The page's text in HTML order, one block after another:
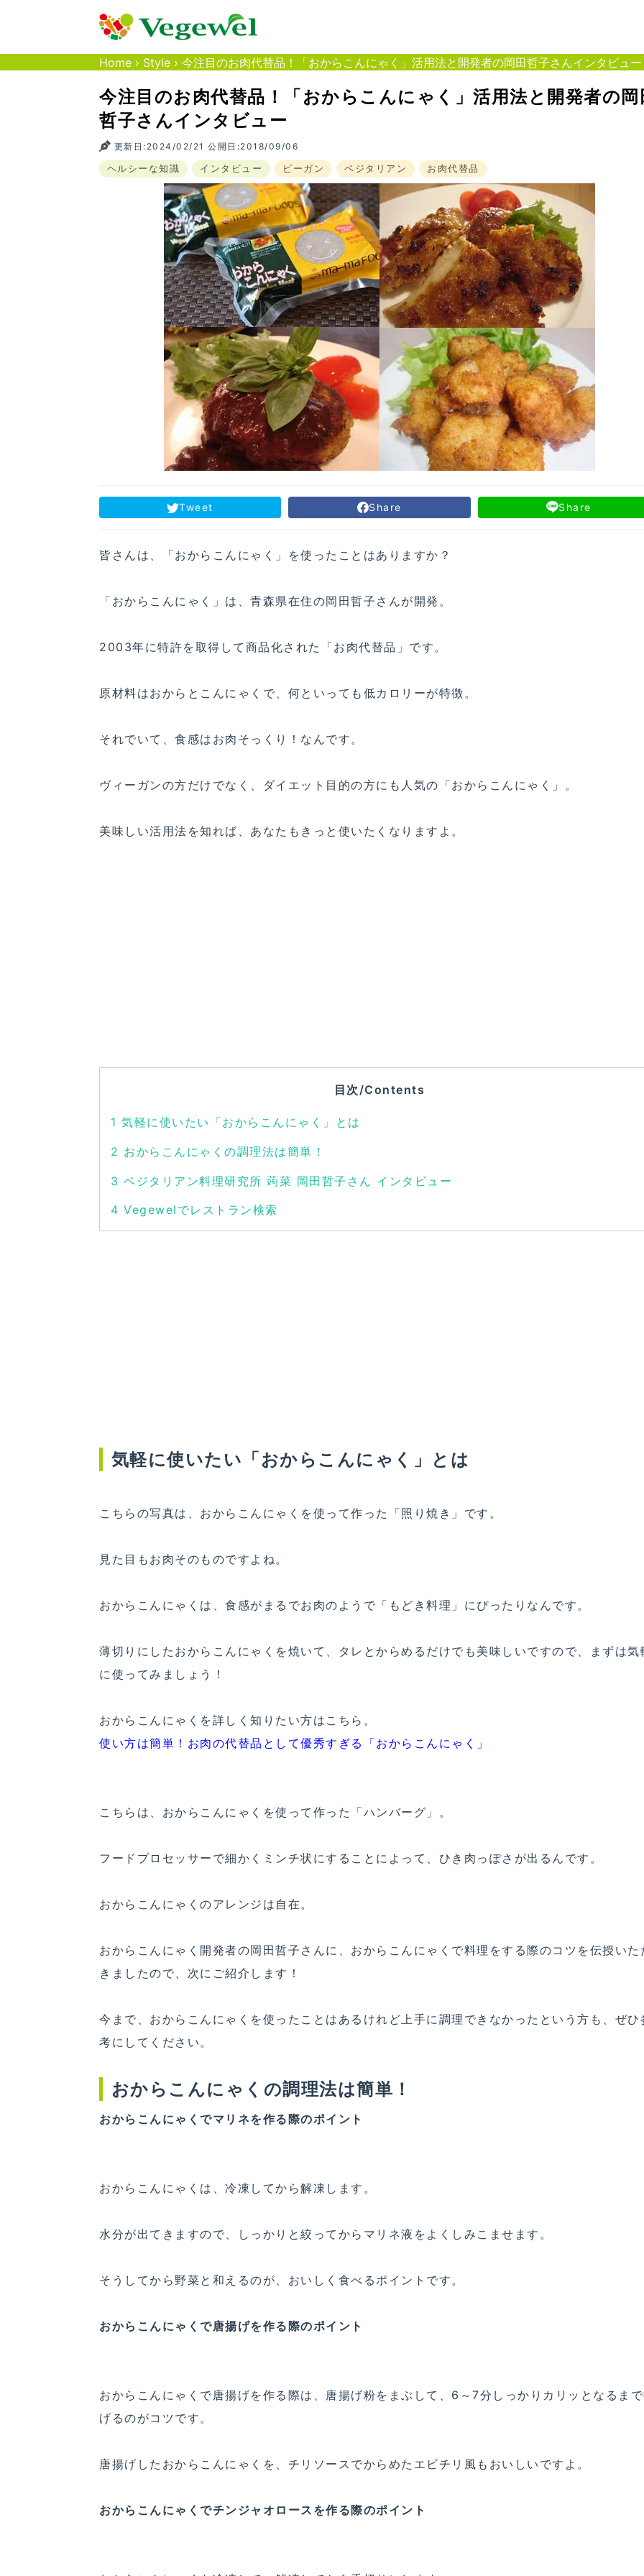
Home › Style › 今注目のお肉代替品！「おからこんにゃく」活用法と開発者の岡田哲子さんインタビュー
今注目のお肉代替品！「おからこんにゃく」活用法と開発者の岡
哲子さんインタビュー
更新日:2024/02/21 公開日:2018/09/06
ヘルシーな知識 インタビュー ビーガン ベジタリアン お肉代替品
Tweet Share Share
皆さんは、「おからこんにゃく」を使ったことはありますか？
「おからこんにゃく」は、青森県在住の岡田哲子さんが開発。
2003年に特許を取得して商品化された「お肉代替品」です。
原材料はおからとこんにゃくで、何といっても低カロリーが特徴。
それでいて、食感はお肉そっくり！なんです。
ヴィーガンの方だけでなく、ダイエット目的の方にも人気の「おからこんにゃく」。
美味しい活用法を知れば、あなたもきっと使いたくなりますよ。
目次/Contents
1 気軽に使いたい「おからこんにゃく」とは
2 おからこんにゃくの調理法は簡単！
3 ベジタリアン料理研究所 蒟菜 岡田哲子さん インタビュー
4 Vegewelでレストラン検索
気軽に使いたい「おからこんにゃく」とは
こちらの写真は、おからこんにゃくを使って作った「照り焼き」です。
見た目もお肉そのものですよね。
おからこんにゃくは、食感がまるでお肉のようで「もどき料理」にぴったりなんです。
薄切りにしたおからこんにゃくを焼いて、タレとからめるだけでも美味しいですので、まずは気
に使ってみましょう！
おからこんにゃくを詳しく知りたい方はこちら。
使い方は簡単！お肉の代替品として優秀すぎる「おからこんにゃく」
こちらは、おからこんにゃくを使って作った「ハンバーグ」。
フードプロセッサーで細かくミンチ状にすることによって、ひき肉っぽさが出るんです。
おからこんにゃくのアレンジは自在。
おからこんにゃく開発者の岡田哲子さんに、おからこんにゃくで料理をする際のコツを伝授いた
きましたので、次にご紹介します！
今まで、おからこんにゃくを使ったことはあるけれど上手に調理できなかったという方も、ぜひ
考にしてください。
おからこんにゃくの調理法は簡単！
おからこんにゃくでマリネを作る際のポイント
おからこんにゃくは、冷凍してから解凍します。
水分が出てきますので、しっかりと絞ってからマリネ液をよくしみこませます。
そうしてから野菜と和えるのが、おいしく食べるポイントです。
おからこんにゃくで唐揚げを作る際のポイント
おからこんにゃくで唐揚げを作る際は、唐揚げ粉をまぶして、6～7分しっかりカリッとなるま
げるのがコツです。
唐揚げしたおからこんにゃくを、チリソースでからめたエビチリ風もおいしいですよ。
おからこんにゃくでチンジャオロースを作る際のポイント